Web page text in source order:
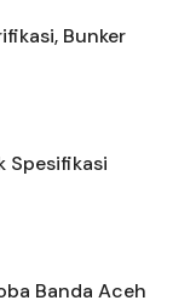
Bunker
Spesifikasi
Banda Aceh